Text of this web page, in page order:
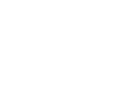
Experts